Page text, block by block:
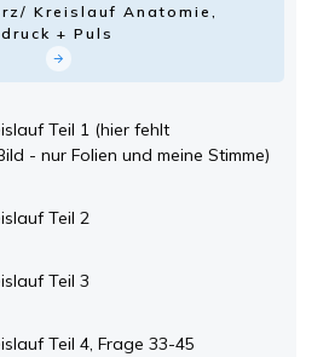
Kreislauf Anatomie,
+ Puls
Teil 1 (hier fehlt
- nur Folien und meine Stimme)
Teil 2
Teil 3
Teil 4, Frage 33-45